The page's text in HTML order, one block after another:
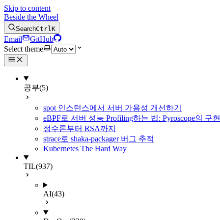
Skip to content
Beside the Wheel
SearchCtrlK
Email
GitHub
Select theme
공부(5)
spot 인스턴스에서 서버 가용성 개선하기
eBPF로 서버 성능 Profiling하는 법: Pyroscope의 구
정수론부터 RSA까지
strace로 shaka-packager 버그 추적
Kubernetes The Hard Way
TIL(937)
AI(43)